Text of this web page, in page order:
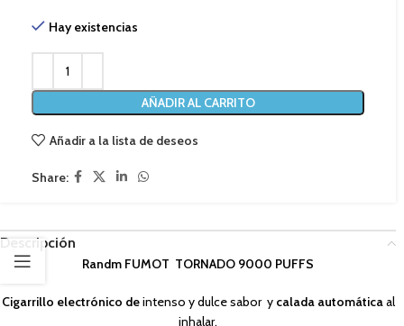
Hay existencias
AÑADIR AL CARRITO
Añadir a la lista de deseos
Share:
Descripción
Randm FUMOT TORNADO 9000 PUFFS
Cigarrillo electrónico deintenso y dulce sabor y calada automáticaal
inhalar.